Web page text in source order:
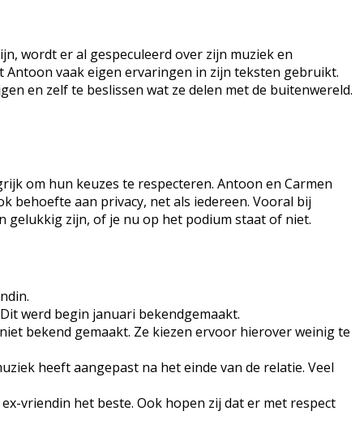
wordt er al gespeculeerd over zijn muziek en
Antoon vaak eigen ervaringen in zijn teksten gebruikt.
en zelf te beslissen wat ze delen met de buitenwereld.
om hun keuzes te respecteren. Antoon en Carmen
behoefte aan privacy, net als iedereen. Vooral bij
gelukkig zijn, of je nu op het podium staat of niet.
werd begin januari bekendgemaakt.
bekend gemaakt. Ze kiezen ervoor hierover weinig te
heeft aangepast na het einde van de relatie. Veel
vriendin het beste. Ook hopen zij dat er met respect